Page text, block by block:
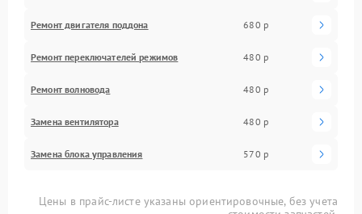
Ремонт двигателя поддона 680 р
Ремонт переключателей режимов 480 р
Ремонт волновода 480 р
Замена вентилятора 480 р
Замена блока управления 570 р
Цены в прайс-листе указаны ориентировочные, без учета